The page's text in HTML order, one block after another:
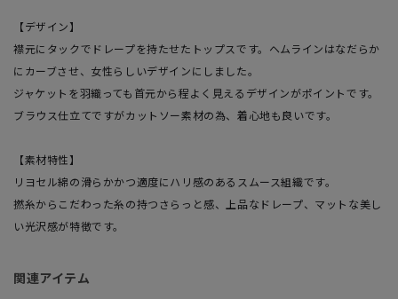
【デザイン】
襟元にタックでドレープを持たせたトップスです。ヘムラインはなだらか
にカーブさせ、女性らしいデザインにしました。
ジャケットを羽織っても首元から程よく見えるデザインがポイントです。
ブラウス仕立てですがカットソー素材の為、着心地も良いです。
【素材特性】
リヨセル綿の滑らかかつ適度にハリ感のあるスムース組織です。
撚糸からこだわった糸の持つさらっと感、上品なドレープ、マットな美し
い光沢感が特徴です。
関連アイテム